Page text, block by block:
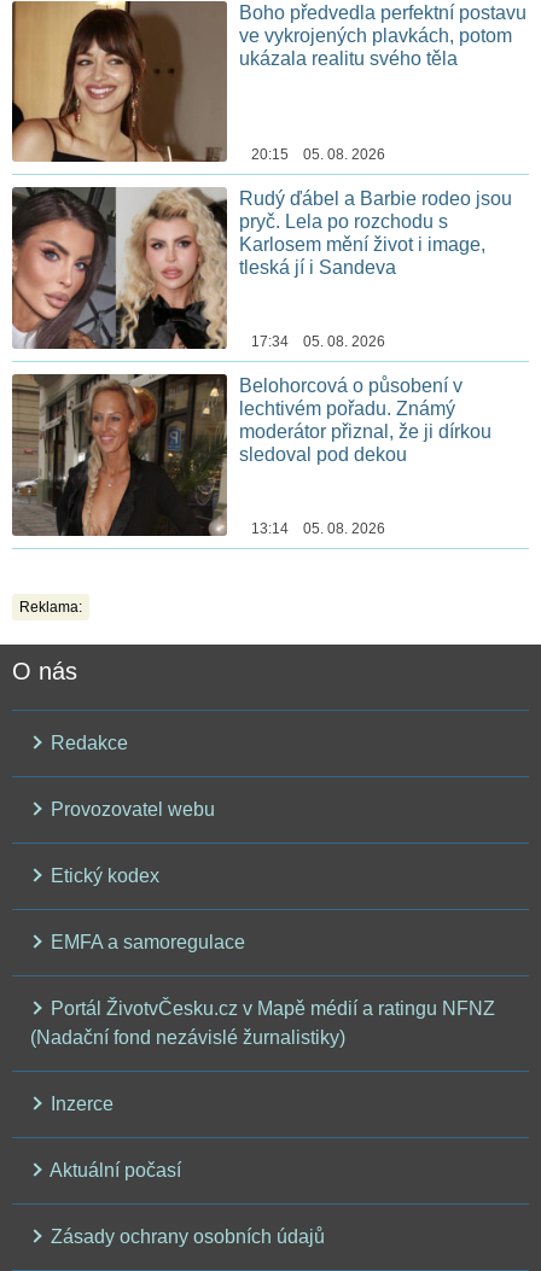
Boho předvedla perfektní postavu
ve vykrojených plavkách, potom
ukázala realitu svého těla
20:15 05. 08. 2026
Rudý ďábel a Barbie rodeo jsou
pryč. Lela po rozchodu s
Karlosem mění život i image,
tleská jí i Sandeva
17:34 05. 08. 2026
Belohorcová o působení v
lechtivém pořadu. Známý
moderátor přiznal, že ji dírkou
sledoval pod dekou
13:14 05. 08. 2026
Reklama:
O nás
Redakce
Provozovatel webu
Etický kodex
EMFA a samoregulace
Portál ŽivotvČesku.cz v Mapě médií a ratingu NFNZ
(Nadační fond nezávislé žurnalistiky)
Inzerce
Aktuální počasí
Zásady ochrany osobních údajů